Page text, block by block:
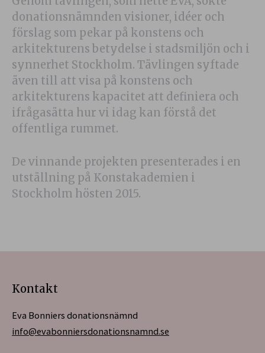
donationsnämnden visioner, idéer och
förslag som pekar på konstens och
arkitekturens betydelse i stadsmiljön och i
synnerhet Stockholm. Tävlingen syftade
även till att visa på konstens och
arkitekturens kapacitet att definiera och
ifrågasätta hur vi idag kan förstå det
offentliga rummet.
De vinnande projekten presenterades i en
utställning på Konstakademien i
Stockholm hösten 2015.
Kontakt
Eva Bonniers donationsnämnd
info@evabonniersdonationsnamnd.se